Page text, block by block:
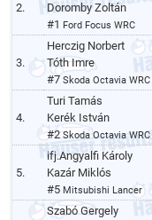
2.
Doromby Zoltán
#1 Ford Focus WRC
3.
Herczig Norbert
Tóth Imre
#7Skoda Octavia WRC
4.
Turi Tamás
Kerék István
#2Skoda Octavia WRC
5.
ifj.Angyalfi Károly
Kazár Miklós
#5 Mitsubishi Lancer
Szabó Gergely